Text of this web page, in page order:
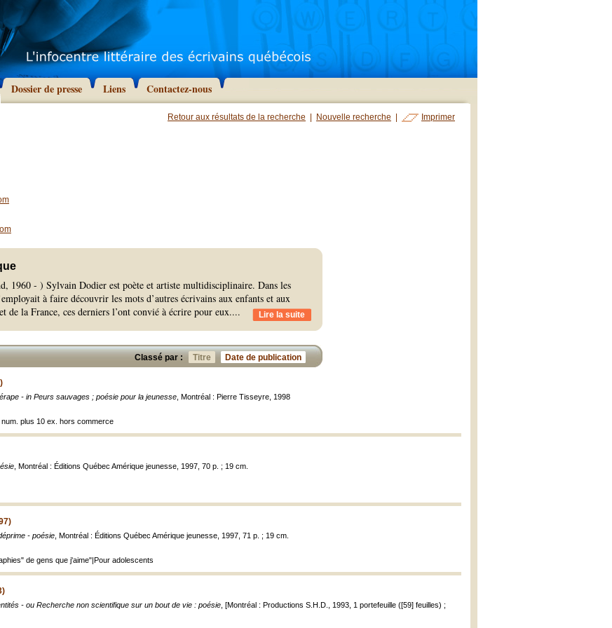
Dossier de presse Liens Contactez-nous
Retour aux résultats de la recherche Nouvelle recherche Imprimer
1960 - ) Sylvain Dodier est poète et artiste multidisciplinaire. Dans les
à faire découvrir les mots d’autres écrivains aux enfants et aux
de la France, ces derniers l’ont convié à écrire pour eux.... Lire la suite
Classé par : Titre Date de publication
- in Peurs sauvages ; poésie pour la jeunesse , Montréal : Pierre Tisseyre, 1998
plus 10 ex. hors commerce
, Montréal : Éditions Québec Amérique jeunesse, 1997, 70 p. ; 19 cm.
- poésie , Montréal : Éditions Québec Amérique jeunesse, 1997, 71 p. ; 19 cm.
de gens que j'aime"|Pour adolescents
- ou Recherche non scientifique sur un bout de vie : poésie , [Montréal : Productions S.H.D., 1993, 1 portefeuille ([59] feuilles) ;